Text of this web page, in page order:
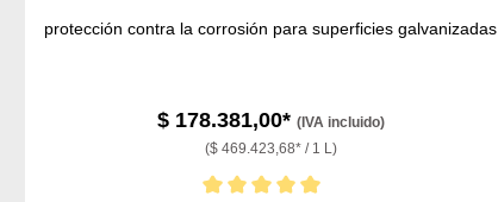
protección contra la corrosión para superficies galvanizadas
$ 178.381,00* (IVA incluido)
($ 469.423,68* / 1 L)